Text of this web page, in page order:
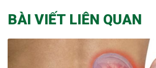
BÀI VIẾT LIÊN QUAN